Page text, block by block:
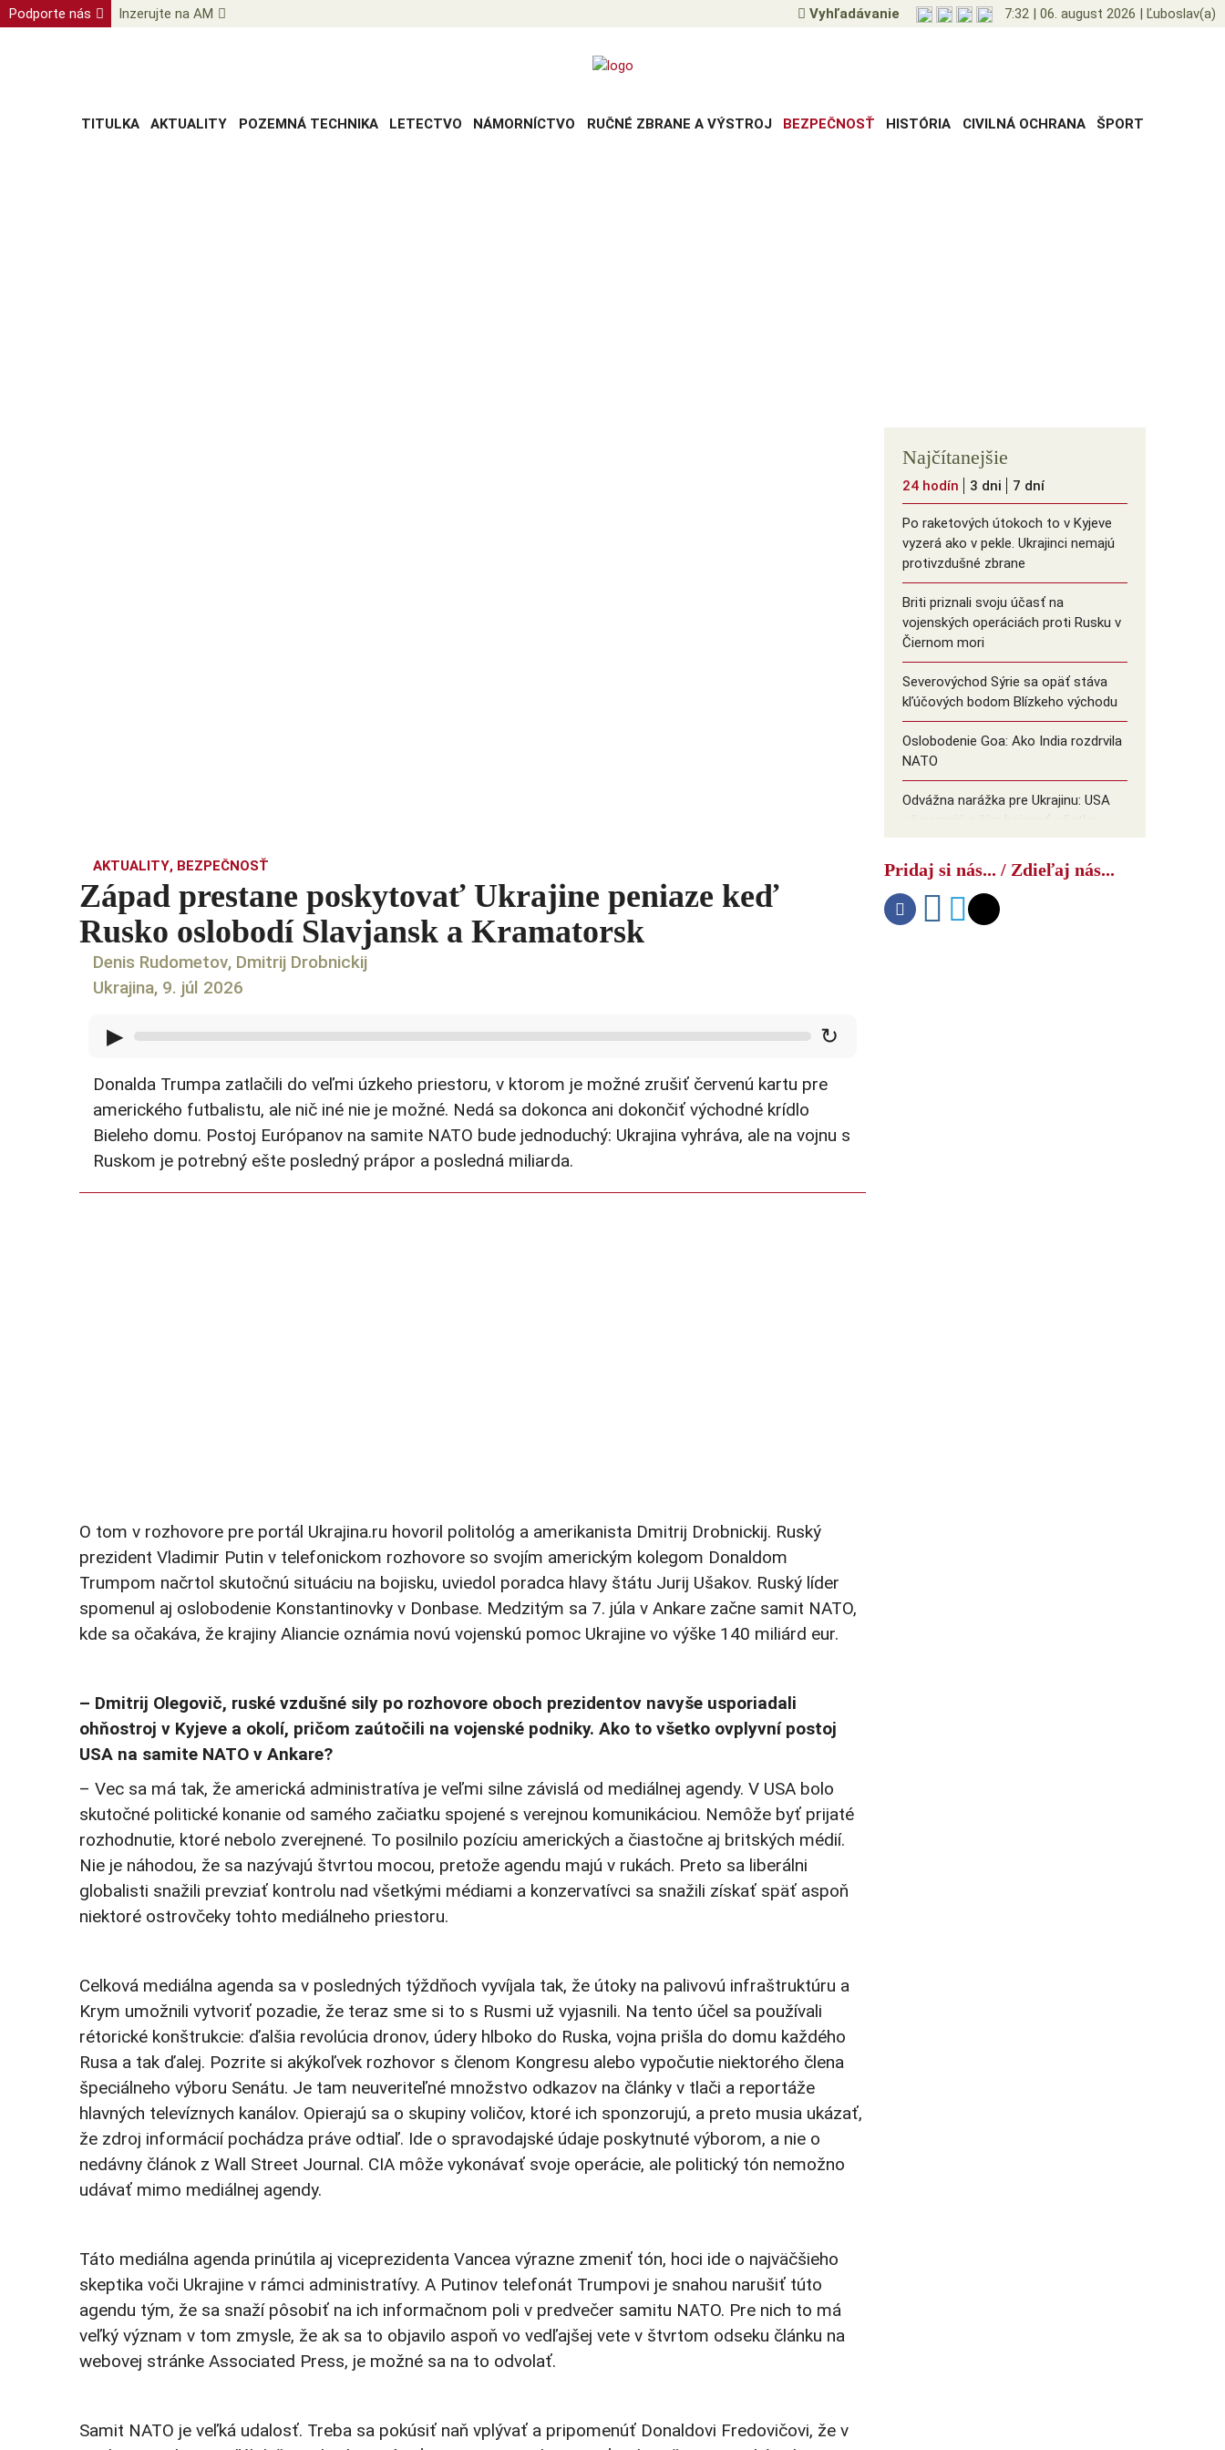
Podporte nás Inzerujte na AM Vyhľadávanie 7:32 | 06. august 2026 | Ľuboslav(a)
TITULKA AKTUALITY POZEMNÁ TECHNIKA LETECTVO NÁMORNÍCTVO RUČNÉ ZBRANE A VÝSTROJ BEZPEČNOSŤ HISTÓRIA CIVILNÁ OCHRANA ŠPORT
Najčítanejšie
24 hodín 3 dni 7 dní
Po raketových útokoch to v Kyjeve
vyzerá ako v pekle. Ukrajinci nemajú
protivzdušné zbrane
Briti priznali svoju účasť na
vojenských operáciách proti Rusku v
Čiernom mori
Severovýchod Sýrie sa opäť stáva
kľúčových bodom Blízkeho východu
Oslobodenie Goa: Ako India rozdrvila
NATO
Odvážna narážka pre Ukrajinu: USA
už nemajú s čím bojovať, všetko
samé za seba
AKTUALITY, BEZPEČNOSŤ
Západ prestane poskytovať Ukrajine peniaze keď
Rusko oslobodí Slavjansk a Kramatorsk
Denis Rudometov, Dmitrij Drobnickij
Ukrajina, 9. júl 2026
▶ ↻
Donalda Trumpa zatlačili do veľmi úzkeho priestoru, v ktorom je možné zrušiť červenú kartu pre
amerického futbalistu, ale nič iné nie je možné. Nedá sa dokonca ani dokončiť východné krídlo
Bieleho domu. Postoj Európanov na samite NATO bude jednoduchý: Ukrajina vyhráva, ale na vojnu s
Ruskom je potrebný ešte posledný prápor a posledná miliarda.
O tom v rozhovore pre portál Ukrajina.ru hovoril politológ a amerikanista Dmitrij Drobnickij. Ruský
prezident Vladimir Putin v telefonickom rozhovore so svojím americkým kolegom Donaldom
Trumpom načrtol skutočnú situáciu na bojisku, uviedol poradca hlavy štátu Jurij Ušakov. Ruský líder
spomenul aj oslobodenie Konstantinovky v Donbase. Medzitým sa 7. júla v Ankare začne samit NATO,
kde sa očakáva, že krajiny Aliancie oznámia novú vojenskú pomoc Ukrajine vo výške 140 miliárd eur.
– Dmitrij Olegovič, ruské vzdušné sily po rozhovore oboch prezidentov navyše usporiadali
ohňostroj v Kyjeve a okolí, pričom zaútočili na vojenské podniky. Ako to všetko ovplyvní postoj
USA na samite NATO v Ankare?
– Vec sa má tak, že americká administratíva je veľmi silne závislá od mediálnej agendy. V USA bolo
skutočné politické konanie od samého začiatku spojené s verejnou komunikáciou. Nemôže byť prijaté
rozhodnutie, ktoré nebolo zverejnené. To posilnilo pozíciu amerických a čiastočne aj britských médií.
Nie je náhodou, že sa nazývajú štvrtou mocou, pretože agendu majú v rukách. Preto sa liberálni
globalisti snažili prevziať kontrolu nad všetkými médiami a konzervatívci sa snažili získať späť aspoň
niektoré ostrovčeky tohto mediálneho priestoru.
Celková mediálna agenda sa v posledných týždňoch vyvíjala tak, že útoky na palivovú infraštruktúru a
Krym umožnili vytvoriť pozadie, že teraz sme si to s Rusmi už vyjasnili. Na tento účel sa používali
rétorické konštrukcie: ďalšia revolúcia dronov, údery hlboko do Ruska, vojna prišla do domu každého
Rusa a tak ďalej. Pozrite si akýkoľvek rozhovor s členom Kongresu alebo vypočutie niektorého člena
špeciálneho výboru Senátu. Je tam neuveriteľné množstvo odkazov na články v tlači a reportáže
hlavných televíznych kanálov. Opierajú sa o skupiny voličov, ktoré ich sponzorujú, a preto musia ukázať,
že zdroj informácií pochádza práve odtiaľ. Ide o spravodajské údaje poskytnuté výborom, a nie o
nedávny článok z Wall Street Journal. CIA môže vykonávať svoje operácie, ale politický tón nemožno
udávať mimo mediálnej agendy.
Táto mediálna agenda prinútila aj viceprezidenta Vancea výrazne zmeniť tón, hoci ide o najväčšieho
skeptika voči Ukrajine v rámci administratívy. A Putinov telefonát Trumpovi je snahou narušiť túto
agendu tým, že sa snaží pôsobiť na ich informačnom poli v predvečer samitu NATO. Pre nich to má
veľký význam v tom zmysle, že ak sa to objavilo aspoň vo vedľajšej vete v štvrtom odseku článku na
webovej stránke Associated Press, je možné sa na to odvolať.
Samit NATO je veľká udalosť. Treba sa pokúsiť naň vplývať a pripomenúť Donaldovi Fredovičovi, že v
Pridaj si nás... / Zdieľaj nás...